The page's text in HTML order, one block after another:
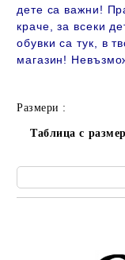
дете са важни!
краче, за всеки
обувки са тук, в
магазин!
Размери :
Таблица с